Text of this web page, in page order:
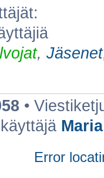
, Jäsenet
•
Error